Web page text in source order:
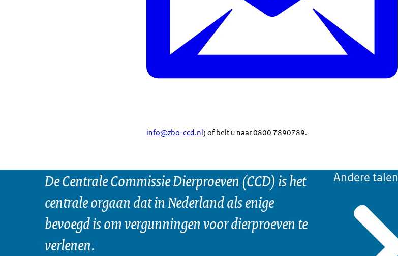
info@zbo-ccd.nl) of belt u naar 0800 7890789.
De Centrale Commissie Dierproeven (CCD) is het
centrale orgaan dat in Nederland als enige
bevoegd is om vergunningen voor dierproeven te
verlenen.
Andere talen